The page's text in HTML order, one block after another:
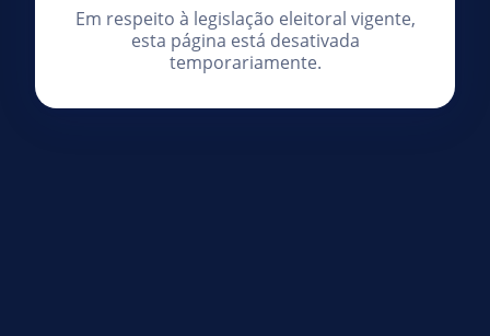
Em respeito à legislação eleitoral vigente,
esta página está desativada
temporariamente.